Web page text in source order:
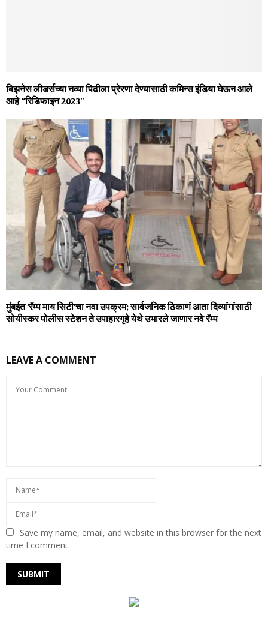
बिझनेस लीडर्सच्या नव्या पिढीला प्रेरणा देण्यासाठी कमिन्स इंडिया घेऊन आले
आहे “रिडिफाइन 2023”
मुंबईत ‘रॅम्प माय सिटी’चा नवा उपक्रम; सार्वजनिक ठिकाणं आता दिव्यांगांसाठी
सोयीस्कर पोलीस स्टेशन ते उपाहारगृहे येथे उभारले जाणार नवे रॅम्प
LEAVE A COMMENT
Save my name, email, and website in this browser for the next
time I comment.